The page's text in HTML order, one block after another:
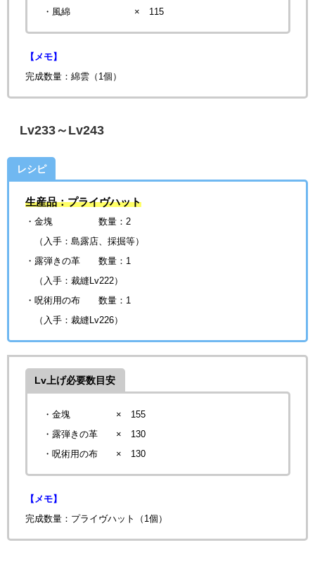
・風綿 × 115
【メモ】
完成数量：綿雲（1個）
Lv233～Lv243
レシピ
生産品：プライヴハット
・金塊 数量：2
（入手：島露店、採掘等）
・露弾きの革数量：1
（入手：裁縫Lv222）
・呪術用の布数量：1
（入手：裁縫Lv226）
Lv上げ必要数目安
・金塊 × 155
・露弾きの革 × 130
・呪術用の布 × 130
【メモ】
完成数量：プライヴハット（1個）